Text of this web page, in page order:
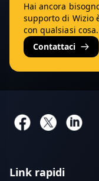
Hai ancora
supporto di Wizio
con qualsiasi cosa.
Contattaci
Link rapidi